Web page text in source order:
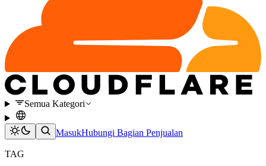
Semua Kategori
MasukHubungi Bagian Penjualan
TAG